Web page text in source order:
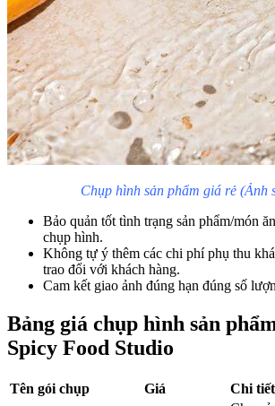
Chụp hình sản phẩm giá rẻ (Ảnh
Bảo quản tốt tình trạng sản phẩm/món
chụp hình.
Không tự ý thêm các chi phí phụ thu
trao đổi với khách hàng.
Cam kết giao ảnh đúng hạn đúng số
Bảng giá chụp hình sản
Spicy Food Studio
Tên gói chụp Giá Chi tiết